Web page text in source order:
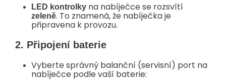
LED kontrolky na nabíječce se rozsvítí
zeleně. To znamená, že nabíječka je
připravena k provozu.
2. Připojení baterie
Vyberte správný balanční (servisní) port na
nabíječce podle vaší baterie: